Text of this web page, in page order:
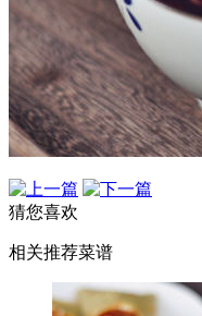
猜您喜欢
相关推荐菜谱